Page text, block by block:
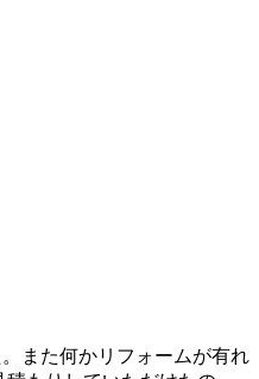
また何かリフォームが有れ